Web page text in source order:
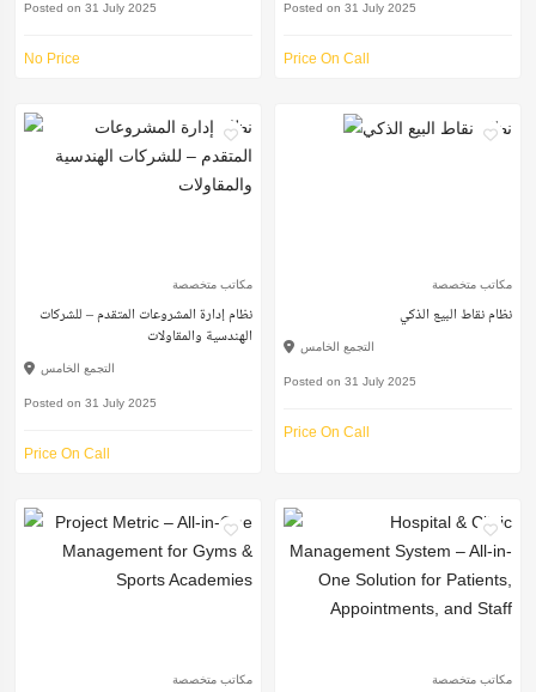
Posted on 31 July 2025
No Price
Posted on 31 July 2025
Price On Call
مكاتب متخصصة
نظام إدارة المشروعات المتقدم – للشركات
الهندسية والمقاولات
التجمع الخامس
Posted on 31 July 2025
Price On Call
مكاتب متخصصة
نظام نقاط البيع الذكي
التجمع الخامس
Posted on 31 July 2025
Price On Call
مكاتب متخصصة مكاتب متخصصة